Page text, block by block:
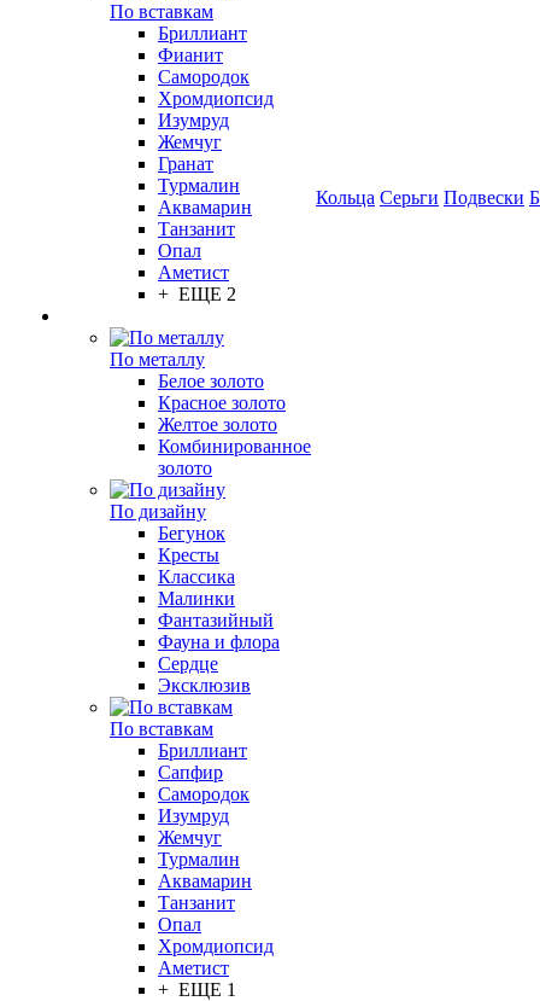
По вставкам
Бриллиант
Фианит
Самородок
Хромдиопсид
Изумруд
Жемчуг
Гранат
Турмалин
Аквамарин
Танзанит
Опал
Аметист
+ ЕЩЕ 2
По металлу
Белое золото
Красное золото
Желтое золото
Комбинированное
золото
По дизайну
Бегунок
Кресты
Классика
Малинки
Фантазийный
Фауна и флора
Сердце
Эксклюзив
По вставкам
Бриллиант
Сапфир
Самородок
Изумруд
Жемчуг
Турмалин
Аквамарин
Танзанит
Опал
Хромдиопсид
Аметист
+ ЕЩЕ 1
Кольца Серьги Подвески